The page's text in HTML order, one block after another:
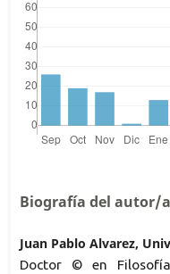
Biografía del autor/a
Juan Pablo Alvarez,
Doctor © en